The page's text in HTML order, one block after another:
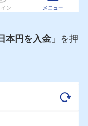
本円を入金」を押